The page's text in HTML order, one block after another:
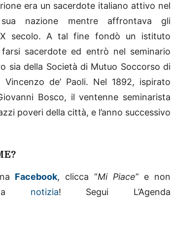
era un sacerdote italiano attivo nel
nazione mentre affrontava gli
secolo. A tal fine fondò un istituto
sacerdote ed entrò nel seminario
sia della Società di Mutuo Soccorso di
de’ Paoli. Nel 1892, ispirato
Bosco, il ventenne seminarista
poveri della città, e l’anno successivo
Facebook, clicca “Mi Piace” e non
notizia! Segui L’Agenda